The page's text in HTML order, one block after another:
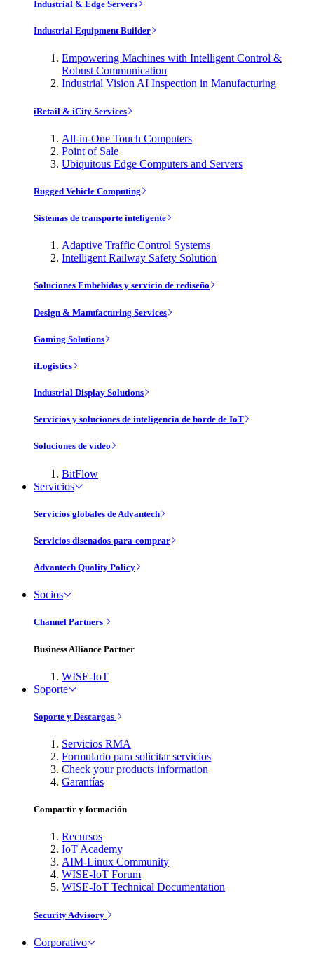
Industrial & Edge Servers
Industrial Equipment Builder
Empowering Machines with Intelligent Control &
Robust Communication
Industrial Vision AI Inspection in Manufacturing
iRetail & iCity Services
All-in-One Touch Computers
Point of Sale
Ubiquitous Edge Computers and Servers
Rugged Vehicle Computing
Sistemas de transporte inteligente
Adaptive Traffic Control Systems
Intelligent Railway Safety Solution
Soluciones Embebidas y servicio de rediseño
Design & Manufacturing Services
Gaming Solutions
iLogistics
Industrial Display Solutions
Servicios y soluciones de inteligencia de borde de IoT
Soluciones de vídeo
BitFlow
Servicios
Servicios globales de Advantech
Servicios disenados-para-comprar
Advantech Quality Policy
Socios
Channel Partners
Business Alliance Partner
WISE-IoT
Soporte
Soporte y Descargas
Servicios RMA
Formulario para solicitar servicios
Check your products information
Garantías
Compartir y formación
Recursos
IoT Academy
AIM-Linux Community
WISE-IoT Forum
WISE-IoT Technical Documentation
Security Advisory
Corporativo